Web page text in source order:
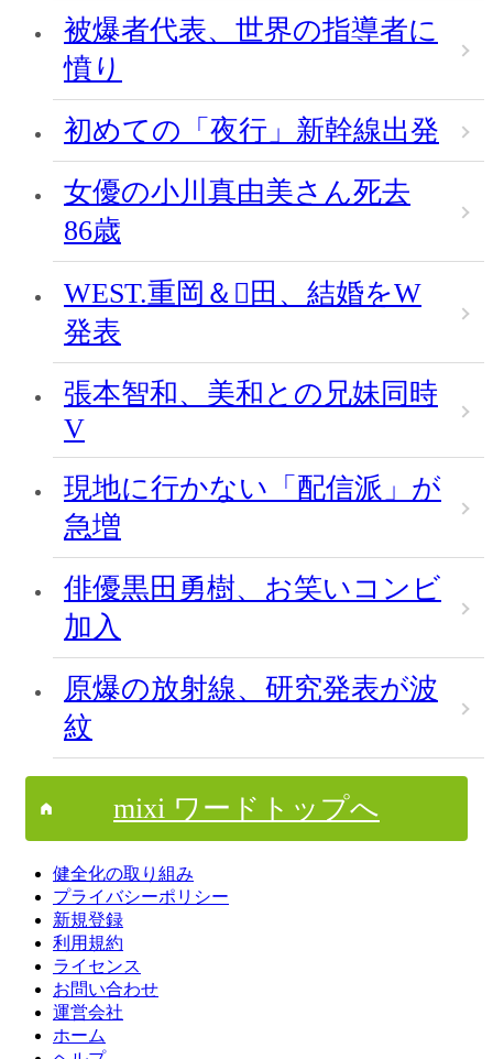
被爆者代表、世界の指導者に
憤り
初めての「夜行」新幹線出発
女優の小川真由美さん死去
86歳
WEST.重岡＆田、結婚をW
発表
張本智和、美和との兄妹同時
V
現地に行かない「配信派」が
急増
俳優黒田勇樹、お笑いコンビ
加入
原爆の放射線、研究発表が波
紋
mixi ワードトップへ
健全化の取り組み
プライバシーポリシー
新規登録
利用規約
ライセンス
お問い合わせ
運営会社
ホーム